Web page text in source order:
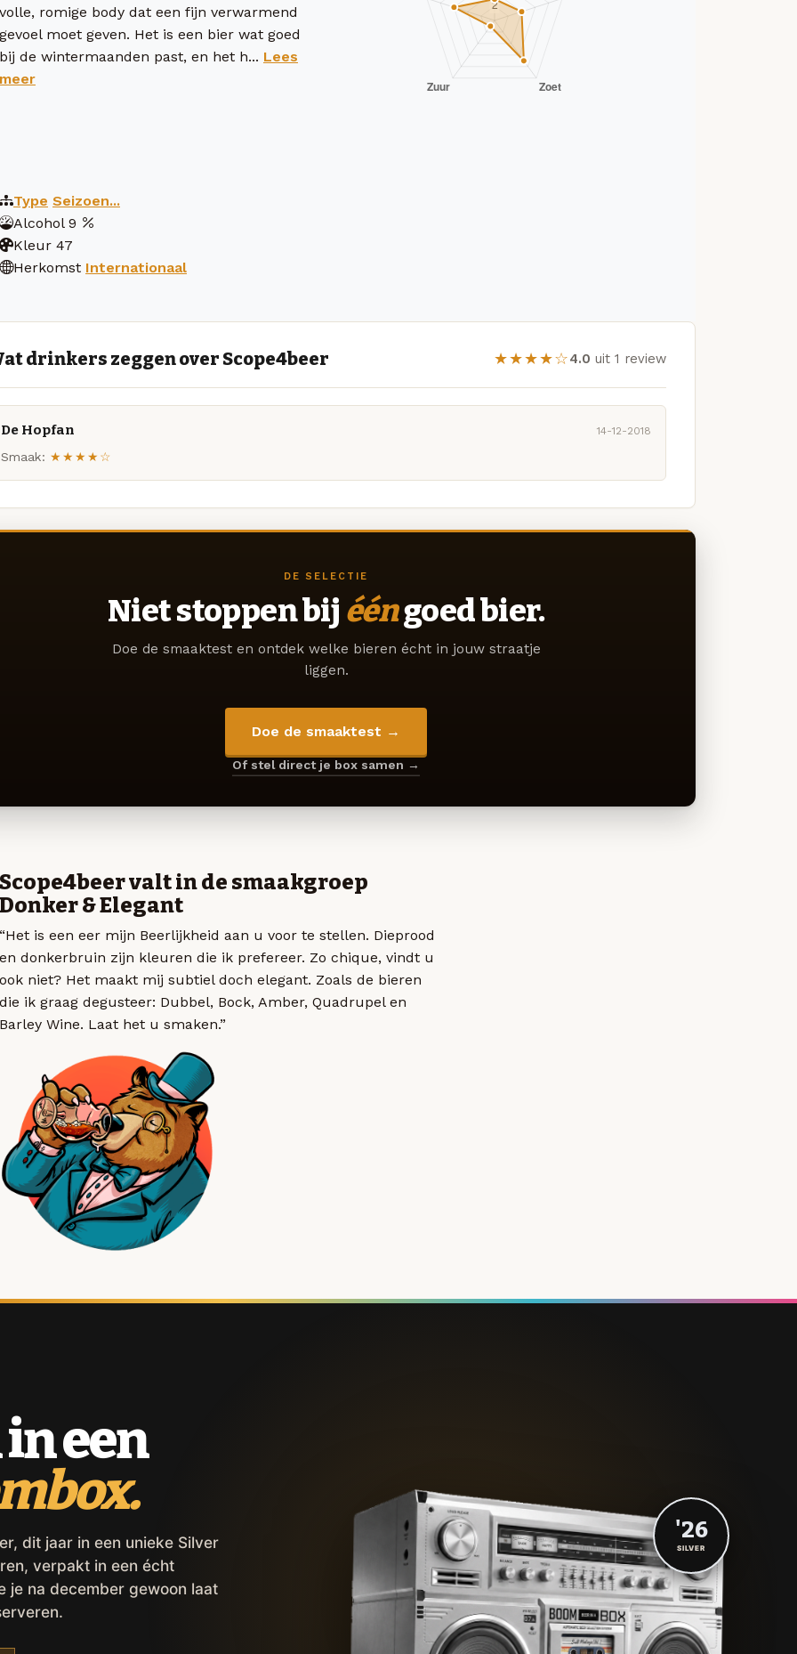
volle, romige body dat een fijn verwarmend
gevoel moet geven. Het is een bier wat goed
bij de wintermaanden past, en het h... Lees
meer
Type Seizoen...
Alcohol 9
Kleur 47
Herkomst Internationaal
drinkers zeggen over Scope4beer ★★★★☆4.0 uit 1 review
De Hopfan 14-12-2018
Smaak: ★★★★☆
DE SELECTIE
Niet stoppen bij ééngoed bier.
Doe de smaaktest en ontdek welke bieren écht in jouw straatje
liggen.
Doe de smaaktest →
Of stel direct je box samen →
Scope4beer valt in de smaakgroep
Donker & Elegant
“Het is een eer mijn Beerlijkheid aan u voor te stellen. Dieprood
en donkerbruin zijn kleuren die ik prefereer. Zo chique, vindt u
ook niet? Het maakt mij subtiel doch elegant. Zoals de bieren
die ik graag degusteer: Dubbel, Bock, Amber, Quadrupel en
Barley Wine. Laat het u smaken.”
een
dit jaar in een unieke Silver
verpakt in een écht
je na december gewoon laat
'26
SILVER